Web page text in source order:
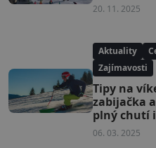
20. 11. 2025
Aktuality
Zajímavosti
Tipy na
zabijačka
plný chutí
06. 03. 2025